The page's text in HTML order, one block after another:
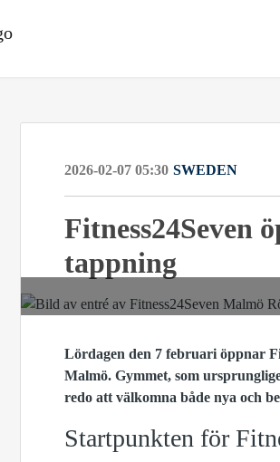
2026-02-07 05:30 SWEDEN
Fitness24Seven
tappning
Lördagen den 7 februari öppnar
Malmö. Gymmet, som
redo att välkomna både nya och
Startpunkten för